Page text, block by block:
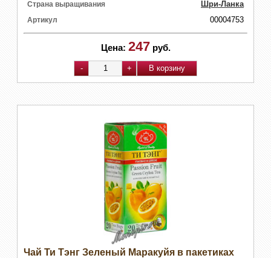
Страна выращивания Шри-Ланка
Артикул 00004753
Цена: 247 руб.
Чай Ти Тэнг Зеленый Маракуйя в пакетиках